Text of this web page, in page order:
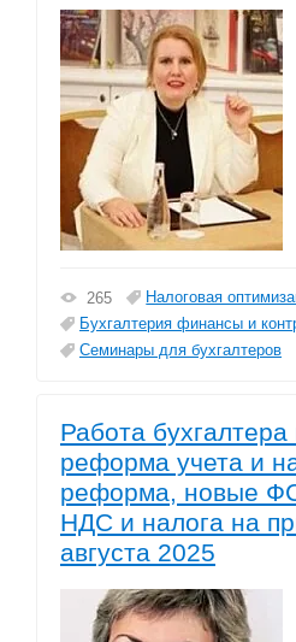
265 Налоговая
Бухгалтерия финансы и
Семинары для бухгалтеров
Работа бухгалтера
реформа учета и
реформа, новые
НДС и налога на
августа 2025